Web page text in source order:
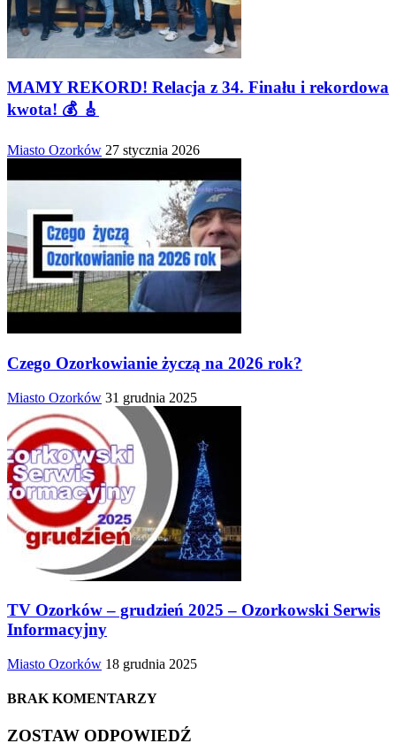
MAMY REKORD! Relacja z 34. Finału i rekordowa
kwota! 💰 🎸
Miasto Ozorków 27 stycznia 2026
Czego Ozorkowianie życzą na 2026 rok?
Miasto Ozorków 31 grudnia 2025
TV Ozorków – grudzień 2025 – Ozorkowski Serwis
Informacyjny
Miasto Ozorków 18 grudnia 2025
BRAK KOMENTARZY
ZOSTAW ODPOWIEDŹ